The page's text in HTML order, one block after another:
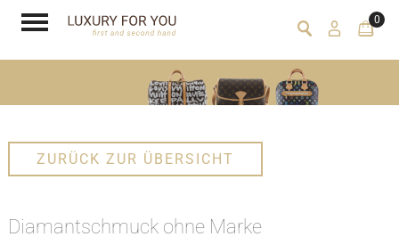
0
ZURÜCK ZUR ÜBERSICHT
Diamantschmuck ohne Marke